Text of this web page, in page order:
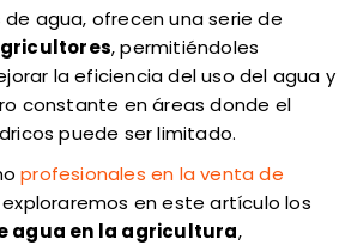
agua, ofrecen una serie de
, permitiéndoles
la eficiencia del uso del agua y
constante en áreas donde el
puede ser limitado.
profesionales en la venta de
exploraremos en este artículo los
agua en la agricultura,